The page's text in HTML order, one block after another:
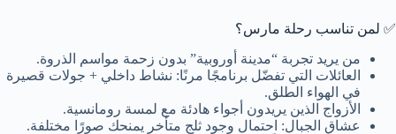
✅ لمن تناسب رحلة مارس؟
من يريد تجربة “مدينة أوروبية” بدون زحمة مواسم الذروة.
العائلات التي تفضّل برنامجًا مرنًا: نشاط داخلي + جولات قصيرة
في الهواء الطلق.
الأزواج الذين يريدون أجواء هادئة مع لمسة رومانسية.
عشاق الجبال: احتمال وجود ثلج متأخر يمنحك صورًا مختلفة.